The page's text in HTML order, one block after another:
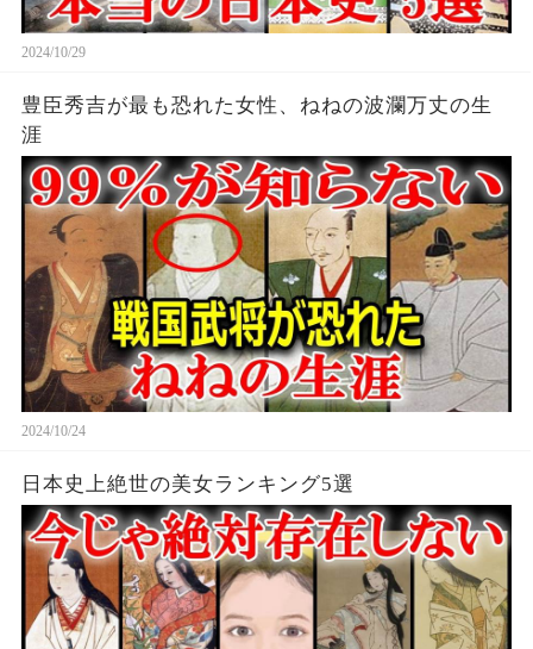
2024/10/29
豊臣秀吉が最も恐れた女性、ねねの波瀾万丈の生
涯
2024/10/24
日本史上絶世の美女ランキング5選